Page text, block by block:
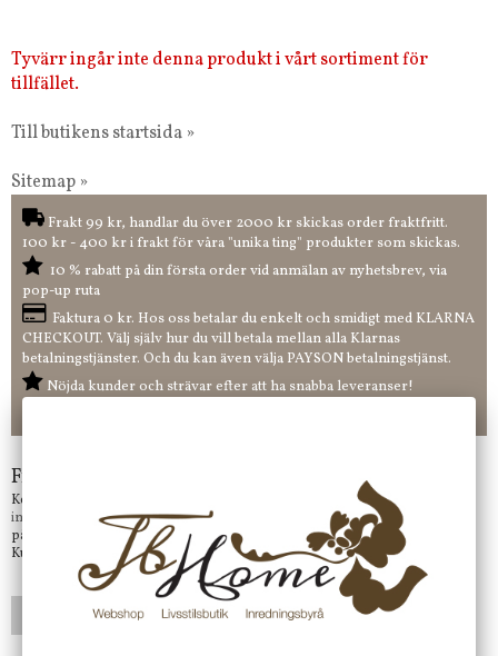
Tyvärr ingår inte denna produkt i vårt sortiment för
tillfället.
Till butikens startsida »
Sitemap »
Frakt 99 kr, handlar du över 2000 kr skickas order fraktfritt.
100 kr - 400 kr i frakt för våra "unika ting" produkter som skickas.
10 % rabatt på din första order vid anmälan av nyhetsbrev, via
pop-up ruta
Faktura 0 kr. Hos oss betalar du enkelt och smidigt med KLARNA
CHECKOUT. Välj själv hur du vill betala mellan alla Klarnas
betalningstjänster. Och du kan även välja PAYSON betalningstjänst.
Nöjda kunder och strävar efter att ha snabba leveranser!
Frågor?
Kontakta oss på
info@jbhome.seVi svarar
på mail så fort vi kan.
Kundtjänst telefontid öppet vardagar mellan 10.00 - 15.00
LÄGG I ÖNSKELISTA